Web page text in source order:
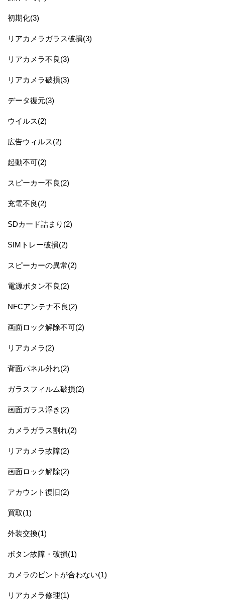
初期化(3)
リアカメラガラス破損(3)
リアカメラ不良(3)
リアカメラ破損(3)
データ復元(3)
ウイルス(2)
広告ウィルス(2)
起動不可(2)
スピーカー不良(2)
充電不良(2)
SDカード詰まり(2)
SIMトレー破損(2)
スピーカーの異常(2)
電源ボタン不良(2)
NFCアンテナ不良(2)
画面ロック解除不可(2)
リアカメラ(2)
背面パネル外れ(2)
ガラスフィルム破損(2)
画面ガラス浮き(2)
カメラガラス割れ(2)
リアカメラ故障(2)
画面ロック解除(2)
アカウント復旧(2)
買取(1)
外装交換(1)
ボタン故障・破損(1)
カメラのピントが合わない(1)
リアカメラ修理(1)